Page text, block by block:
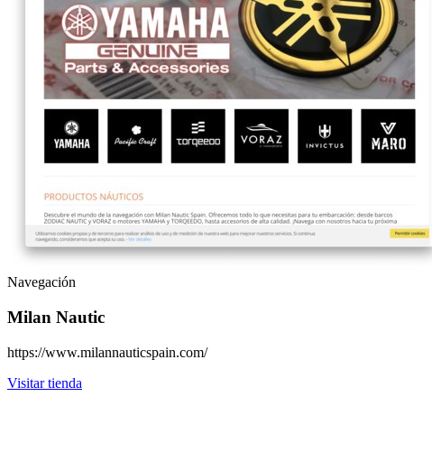
Navegación
Milan Nautic
https://www.milannauticspain.com/
Visitar tienda